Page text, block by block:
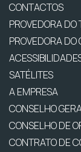
CONTACTOS
PROVEDORA DO
PROVEDORA DO
SATÉLITES
A EMPRESA
CONSELHO
CONSELHO DE
CONTRATO DE